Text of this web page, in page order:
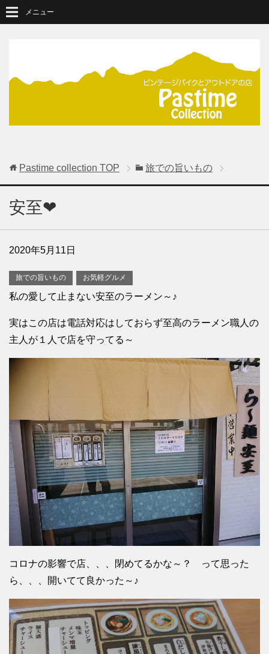
メニュー
Pastime collection TOP 旅での旨いもの
安至❤
2020年5月11日
旅での旨いもの お気軽グルメ
私の愛して止まない安至のラーメン～♪
実はこの店は電話対応はしておらず至高のラーメン職人の
主人が１人で店を守ってる～
コロナの影響で店、、、閉めてるかな～？ って思った
ら、、、開いてて良かった～♪